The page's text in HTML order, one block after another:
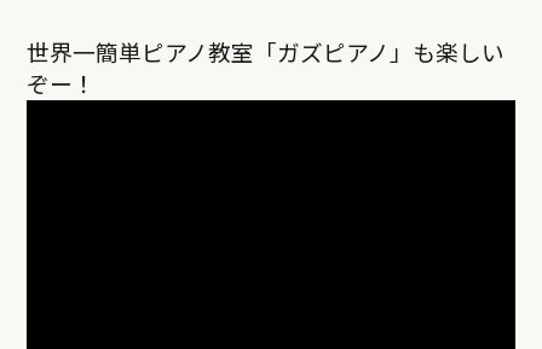
世界一簡単ピアノ教室「ガズピアノ」も楽しい
ぞー！